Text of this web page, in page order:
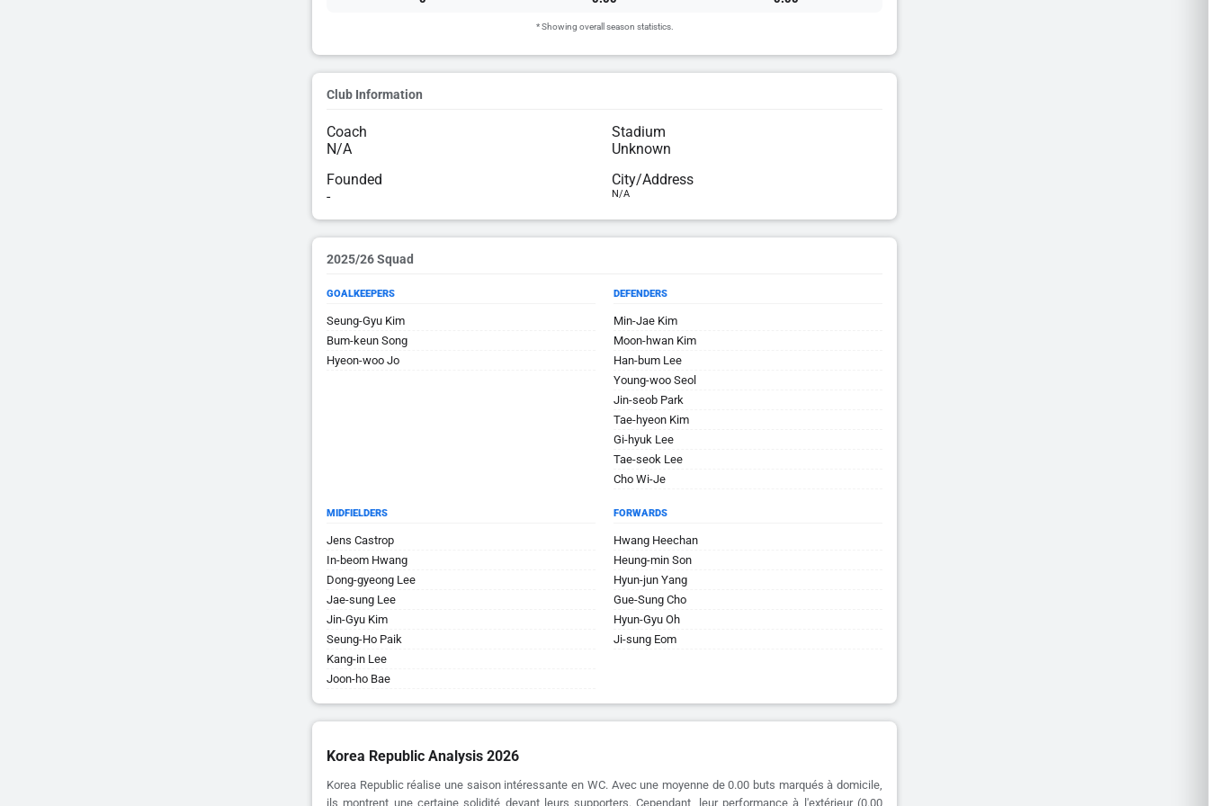
* Showing overall season statistics.
Club Information
Coach
N/A
Stadium
Unknown
Founded
-
City/Address
N/A
2025/26 Squad
GOALKEEPERS
Seung-Gyu Kim
Bum-keun Song
Hyeon-woo Jo
DEFENDERS
Min-Jae Kim
Moon-hwan Kim
Han-bum Lee
Young-woo Seol
Jin-seob Park
Tae-hyeon Kim
Gi-hyuk Lee
Tae-seok Lee
Cho Wi-Je
MIDFIELDERS
Jens Castrop
In-beom Hwang
Dong-gyeong Lee
Jae-sung Lee
Jin-Gyu Kim
Seung-Ho Paik
Kang-in Lee
Joon-ho Bae
FORWARDS
Hwang Heechan
Heung-min Son
Hyun-jun Yang
Gue-Sung Cho
Hyun-Gyu Oh
Ji-sung Eom
Korea Republic Analysis 2026
Korea Republic réalise une saison intéressante en WC. Avec une moyenne de 0.00 buts marqués à domicile,
ils montrent une certaine solidité devant leurs supporters. Cependant, leur performance à l'extérieur (0.00